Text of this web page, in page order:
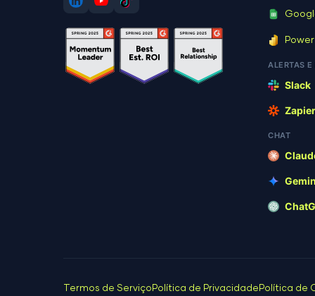
wp-activate.php
wp-cron.php
Power
ALERTAS
Slack
Zapier
CHAT
Termos de Serviço Política de Privacidade Política de